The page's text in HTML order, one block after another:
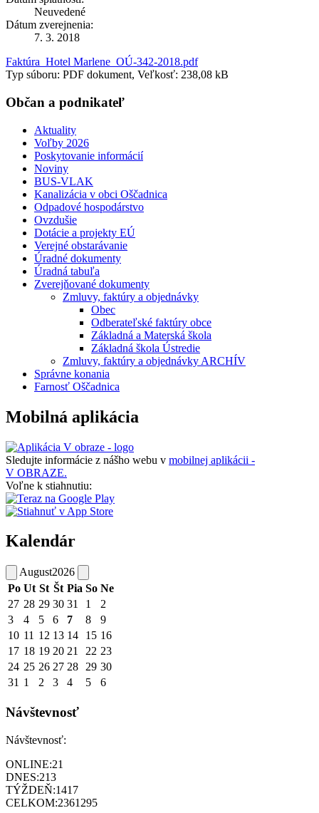
Neuvedené
Dátum zverejnenia:
7. 3. 2018
Faktúra_Hotel Marlene_OÚ-342-2018.pdf
Typ súboru: PDF dokument, Veľkosť: 238,08 kB
Občan a podnikateľ
Aktuality
Voľby 2026
Poskytovanie informácií
Noviny
BUS-VLAK
Kanalizácia v obci Oščadnica
Odpadové hospodárstvo
Ovzdušie
Dotácie a projekty EÚ
Verejné obstarávanie
Úradné dokumenty
Úradná tabuľa
Zverejňované dokumenty
Zmluvy, faktúry a objednávky
Obec
Odberateľské faktúry obce
Základná a Materská škola
Základná škola Ústredie
Zmluvy, faktúry a objednávky ARCHÍV
Správne konania
Farnosť Oščadnica
Mobilná aplikácia
Sledujte informácie z nášho webu v mobilnej aplikácii -
V OBRAZE.
Voľne k stiahnutiu:
Kalendár
August2026
Po Ut St Št Pia So Ne
27 28 29 30 31 1
2
3
4 5 6 7 8
9
10 11 12 13 14 15 16
17 18 19 20 21 22 23
24 25 26 27 28 29 30
31 1 2 3 4 5 6
Návštevnosť
Návštevnosť:
ONLINE:21
DNES:213
TÝŽDEŇ:1417
CELKOM:2361295